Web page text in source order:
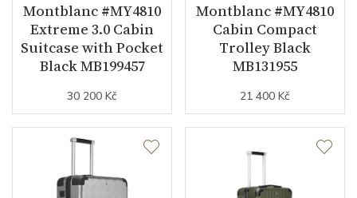
Montblanc #MY4810
Extreme 3.0 Cabin
Suitcase with Pocket
Black MB199457
30 200 Kč
Montblanc #MY4810
Cabin Compact
Trolley Black
MB131955
21 400 Kč